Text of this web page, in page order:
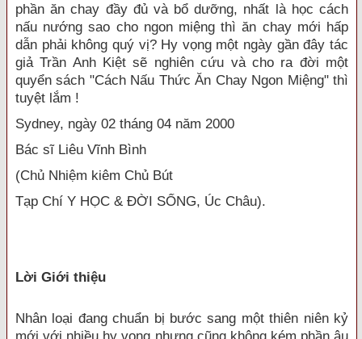
phần ăn chay đầy đủ và bổ dưỡng, nhất là học cách
nấu nướng sao cho ngon miệng thì ăn chay mới hấp
dẫn phải không quý vị? Hy vọng một ngày gần đây tác
giả Trần Anh Kiệt sẽ nghiên cứu và cho ra đời một
quyển sách "Cách Nấu Thức Ăn Chay Ngon Miệng" thì
tuyệt lắm !
Sydney, ngày 02 tháng 04 năm 2000
Bác sĩ Liêu Vĩnh Bình
(Chủ Nhiệm kiêm Chủ Bút
Tạp Chí Y HỌC & ĐỜI SỐNG, Úc Châu).
Lời Giới thiệu
Nhân loại đang chuẩn bị bước sang một thiên niên kỷ